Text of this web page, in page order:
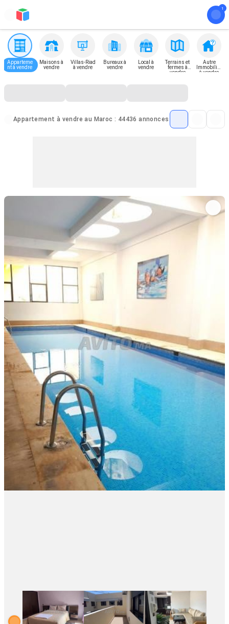
Apparteme
nt à vendre
Maisons à
vendre
Villas-Riad
à vendre
Bureaux à
vendre
Local à
vendre
Terrains et
fermes à
vendre
Autre
Immobilier
à vendre
Appartement à vendre au Maroc : 44436 annonces